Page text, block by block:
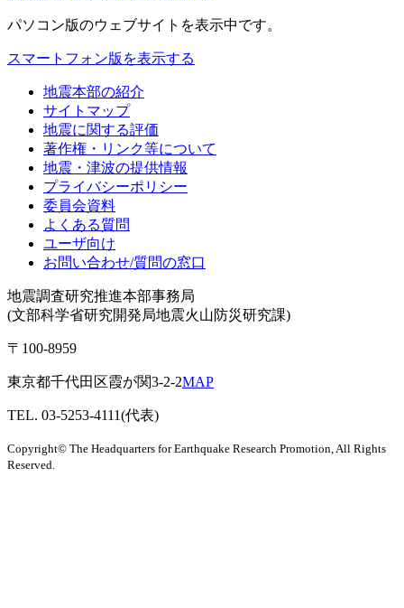
パソコン版のウェブサイトを表示中です。
スマートフォン版を表示する
地震本部の紹介
サイトマップ
地震に関する評価
著作権・リンク等について
地震・津波の提供情報
プライバシーポリシー
委員会資料
よくある質問
ユーザ向け
お問い合わせ/質問の窓口
地震調査研究推進本部事務局
(文部科学省研究開発局地震火山防災研究課)
〒100-8959
東京都千代田区霞が関3-2-2MAP
TEL. 03-5253-4111(代表)
Copyright© The Headquarters for Earthquake Research Promotion, All Rights
Reserved.